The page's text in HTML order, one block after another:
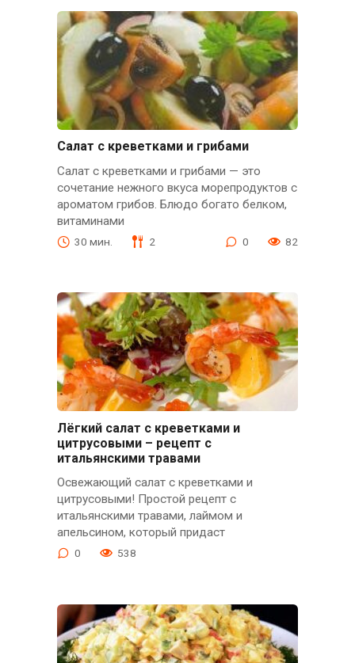
Салат с креветками и грибами
Салат с креветками и грибами — это
сочетание нежного вкуса морепродуктов с
ароматом грибов. Блюдо богато белком,
витаминами
30 мин. 2 0 82
Лёгкий салат с креветками и
цитрусовыми – рецепт с
итальянскими травами
Освежающий салат с креветками и
цитрусовыми! Простой рецепт с
итальянскими травами, лаймом и
апельсином, который придаст
0 538